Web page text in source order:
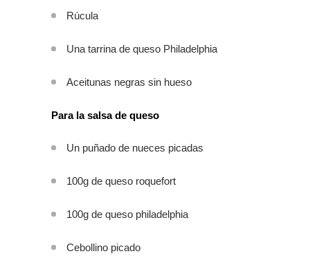
Rúcula
Una tarrina de queso Philadelphia
Aceitunas negras sin hueso
Para la salsa de queso
Un puñado de nueces picadas
100g de queso roquefort
100g de queso philadelphia
Cebollino picado